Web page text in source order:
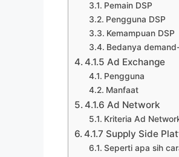
Pemain DSP
Pengguna DSP
Kemampuan DSP
Bedanya
4.1.5 Ad Exchange
Pengguna
Manfaat
4.1.6 Ad Network
Kriteria Ad
4.1.7 Supply Side
Seperti apa sih